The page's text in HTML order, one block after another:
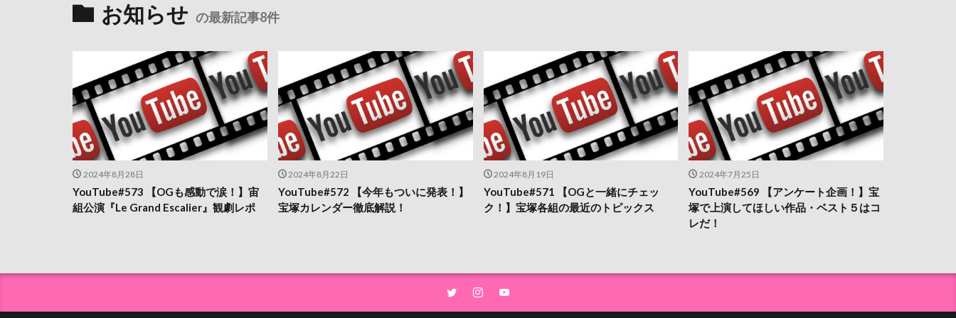
お知らせ の最新記事8件
2024年8月28日
YouTube#573 【OGも感動で涙！】宙
組公演『Le Grand Escalier』観劇レポ
2024年8月22日
YouTube#572 【今年もついに発表！】
宝塚カレンダー徹底解説！
2024年8月19日
YouTube#571 【OGと一緒にチェッ
ク！】宝塚各組の最近のトピックス
2024年7月25日
YouTube#569 【アンケート企画！】宝
塚で上演してほしい作品・ベスト５はコ
レだ！